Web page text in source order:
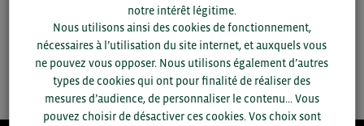
SAUVEGARDER
notre intérêt légitime.
Nous utilisons ainsi des cookies de fonctionnement,
nécessaires à l’utilisation du site internet, et auxquels vous
ne pouvez vous opposer. Nous utilisons également d’autres
types de cookies qui ont pour finalité de réaliser des
mesures d’audience, de personnaliser le contenu... Vous
pouvez choisir de désactiver ces cookies. Vos choix sont